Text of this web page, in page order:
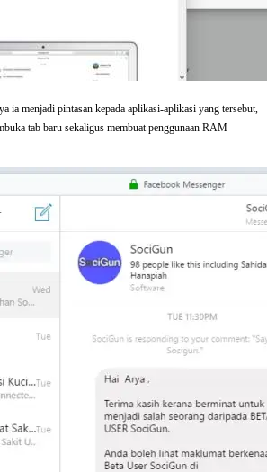
ia menjadi pintasan kepada aplikasi-aplikasi yang tersebut,
tab baru sekaligus membuat penggunaan RAM